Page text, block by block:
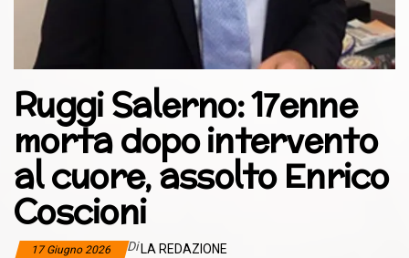
Ruggi Salerno: 17enne
morta dopo intervento
al cuore, assolto Enrico
Coscioni
17 Giugno 2026 Di LA REDAZIONE